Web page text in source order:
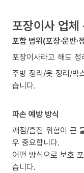
포장이사 업체
포함 범위(포장·운반·
포장이사라고 해도
주방 정리/옷 정리/박
습니다.
파손 예방 방식
깨짐/흠집 위험이 큰
우 중요합니다.
어떤 방식으로 보호
습니다.